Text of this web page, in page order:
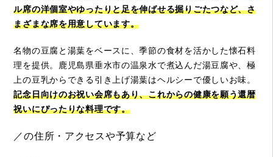
ル席の洋個室やゆったりと足を伸ばせる掘りごたつなど、さ
まざまな席を用意しています。
名物の豆腐と湯葉をベースに、季節の食材を活かした懐石料
理を提供。鹿児島県垂水市の温泉水で煮込んだ湯豆腐や、極
上の豆乳からできる引き上げ湯葉はヘルシーで優しいお味。
記念日向けのお祝い会席もあり、これからの健康を願う還暦
祝いにぴったりな料理です。
／の住所・アクセスや予算など